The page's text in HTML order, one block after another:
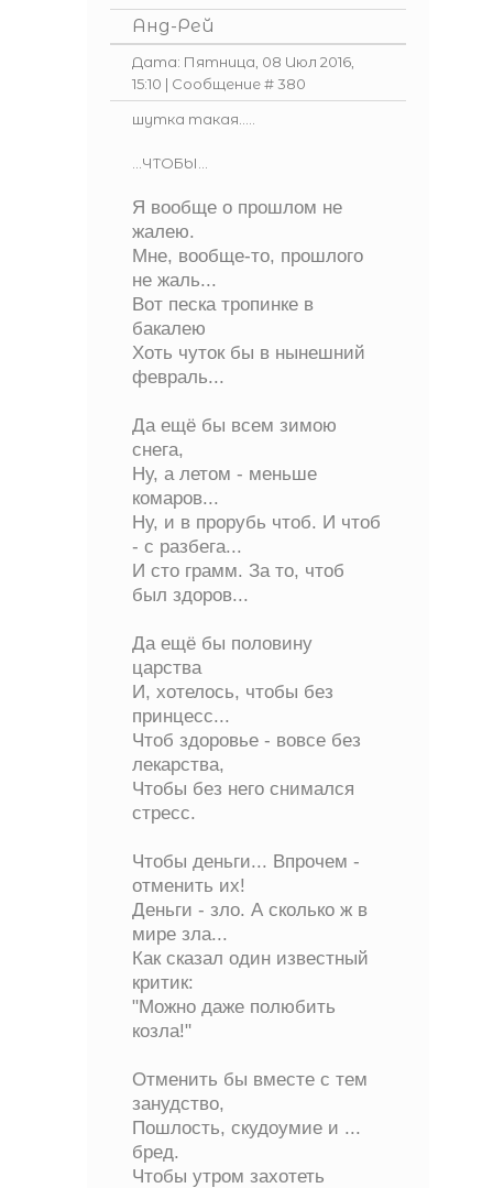
Анд-Рей
Дата: Пятница, 08 Июл 2016,
15:10 | Сообщение #380
шутка такая.....
...ЧТОБЫ...
Я вообще о прошлом не
жалею.
Мне, вообще-то, прошлого
не жаль...
Вот песка тропинке в
бакалею
Хоть чуток бы в нынешний
февраль...
Да ещё бы всем зимою
снега,
Ну, а летом - меньше
комаров...
Ну, и в прорубь чтоб. И чтоб
- с разбега...
И сто грамм. За то, чтоб
был здоров...
Да ещё бы половину
царства
И, хотелось, чтобы без
принцесс...
Чтоб здоровье - вовсе без
лекарства,
Чтобы без него снимался
стресс.
Чтобы деньги... Впрочем -
отменить их!
Деньги - зло. А сколько ж в
мире зла...
Как сказал один известный
критик:
"Можно даже полюбить
козла!"
Отменить бы вместе с тем
занудство,
Пошлость, скудоумие и ...
бред.
Чтобы утром захотеть